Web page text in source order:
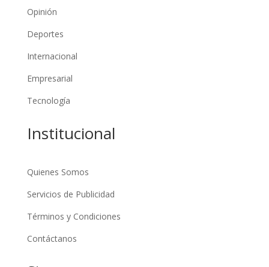
Opinión
Deportes
Internacional
Empresarial
Tecnología
Institucional
Quienes Somos
Servicios de Publicidad
Términos y Condiciones
Contáctanos